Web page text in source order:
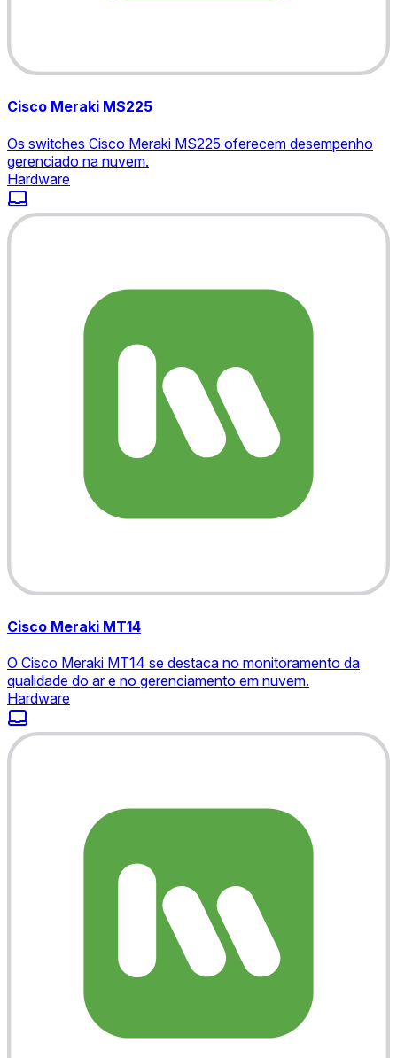
Cisco Meraki MS225
Os switches Cisco Meraki MS225 oferecem desempenho
gerenciado na nuvem.
Hardware
Cisco Meraki MT14
O Cisco Meraki MT14 se destaca no monitoramento da
qualidade do ar e no gerenciamento em nuvem.
Hardware